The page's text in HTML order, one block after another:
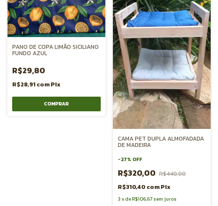
PANO DE COPA LIMÃO SICILIANO
FUNDO AZUL
R$29,80
R$28,91comPix
CAMA PET DUPLA ALMOFADADA
DE MADEIRA
-27% OFF
R$320,00 R$440,00
R$310,40comPix
3 xdeR$106,67 sem juros